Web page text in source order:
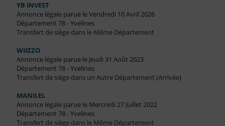
YB INVEST
Annonce légale parue le Vendredi 10 Avril 2026
Département 78 - Yvelines
Transfert de siège dans le Même Département
WIIZZO
Annonce légale parue le Jeudi 31 Août 2023
Département 78 - Yvelines
Transfert de siège dans un Autre Département (Arrivée)
MANILEL
Annonce légale parue le Mercredi 27 Juillet 2022
Département 78 - Yvelines
Transfert de siège dans le Même Département